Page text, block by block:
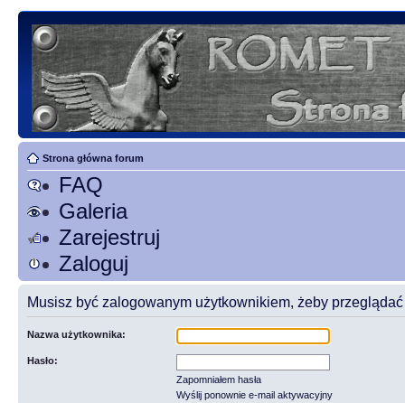
Strona główna forum
FAQ
Galeria
Zarejestruj
Zaloguj
Musisz być zalogowanym użytkownikiem, żeby przeglądać
Nazwa użytkownika:
Hasło:
Zapomniałem hasła
Wyślij ponownie e-mail aktywacyjny